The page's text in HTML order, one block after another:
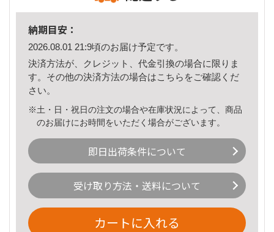
納期目安：
2026.08.01 21:9頃のお届け予定です。
決済方法が、クレジット、代金引換の場合に限りま
す。その他の決済方法の場合はこちら をご確認くだ
さい。
※土・日・祝日の注文の場合や在庫状況によって、商品
のお届けにお時間をいただく場合がございます。
即日出荷条件について
受け取り方法・送料について
カートに入れる